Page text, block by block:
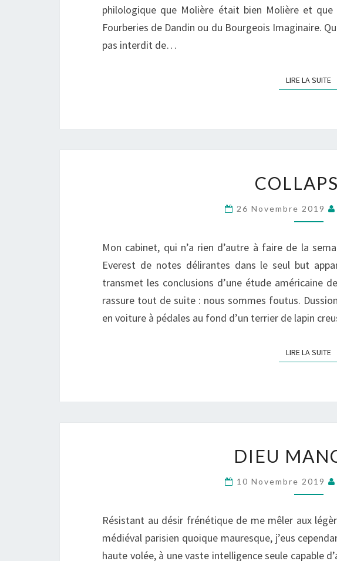
philologique que Molière était bien Molière et que
Fourberies de Dandin ou du Bourgeois Imaginaire.
pas interdit de…
LIRE LA SUITE
26 Novembre 2019
Mon cabinet, qui n’a rien d’autre à faire de la
Everest de notes délirantes dans le seul but
transmet les conclusions d’une étude américaine
rassure tout de suite : nous sommes foutus.
en voiture à pédales au fond d’un terrier de lapin
LIRE LA SUITE
DIEU
10 Novembre 2019
Résistant au désir frénétique de me mêler aux
médiéval parisien quoique mauresque, j’eus
haute volée, à une vaste intelligence seule capable